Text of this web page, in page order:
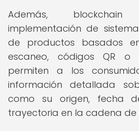
Además,
implementación de
de productos basados
escaneo, códigos QR o
permiten a los
información detallada
como su origen, fecha
trayectoria en la cadena de